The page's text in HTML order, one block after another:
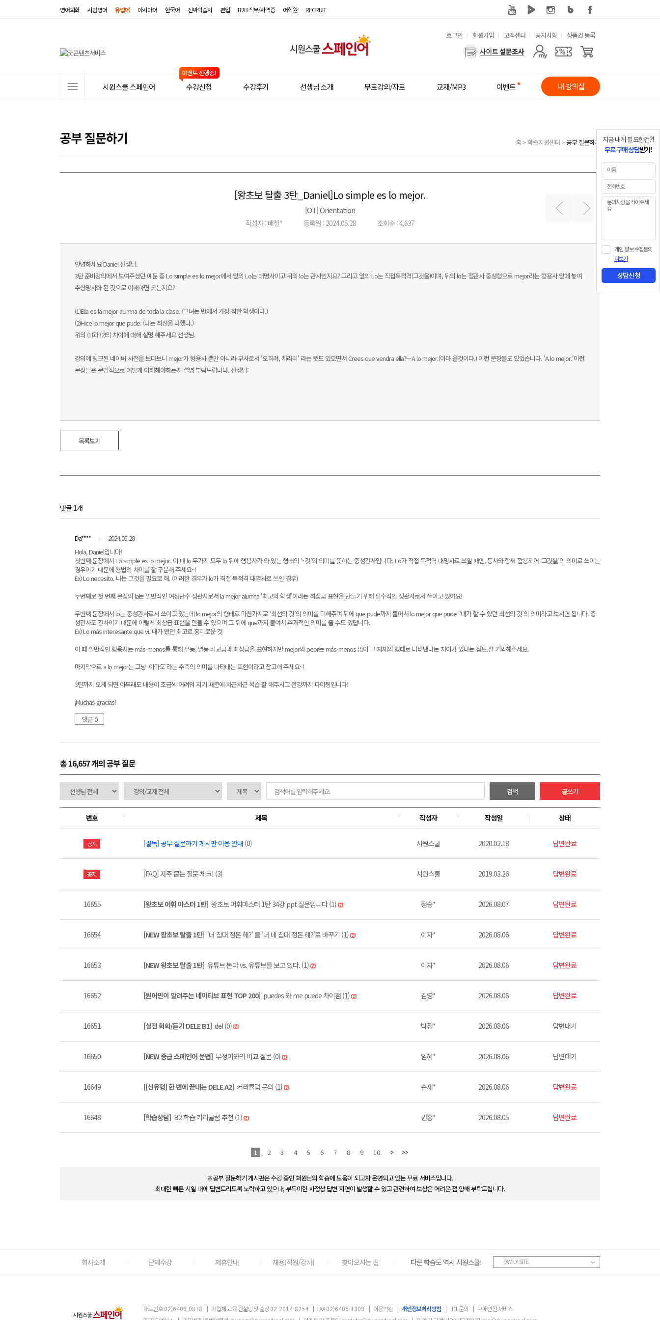
영어회화 시험영어 유럽어 아시아어 한국어 진짜학습지 편입 B2B·직무/자격증 어학원 RECRUIT
어
유
메
뉴
로그인 회원가입 고객센터 공지사항 상품권 등록
사
메
뉴
시원스쿨 스페인어 수강신청 수강후기 선생님 소개 무료강의/자료 교재/MP3 이벤트 내 강의실
공부 질문하기 홈 >학습지원센터 >공부 질문하기
[왕초보 탈출 3탄_Daniel]Lo simple es lo mejor.
[OT] Orientation
작성자 : 배철* 등록일 : 2024.05.28 조회수 : 4,637
이전글 다음글
안녕하세요 Daniel 선생님.
3탄 준비강의에서 보여주셨던 예문 중 Lo simple es lo mejor에서 앞의 Lo는 대명사이고 뒤의 lo는 관사인지요? 그리고 앞의 Lo는 직접목적격(그것을)이며, 뒤의 lo는 정관사 중성형으로 mejor라는 형용사 앞에 놓여
추상명사화 된 것으로 이해하면 되는지요?
(1)Ella es la mejor alumna de toda la clase. (그녀는 반에서 가장 착한 학생이다.)
(2)Hice lo mejor que pude. (나는 최선을 다했다.)
위의 (1)과 (2)의 차이에 대해 설명 해주세요 선생님.
강의에 링크된 네이버 사전을 보다보니 mejor가 형용사 뿐만 아니라 부사로서 '오히려, 차라리' 라는 뜻도 있으면서 Crees que vendra ella?ㅡA lo mejor.(아마 올것이다.) 이런 문장들도 있었습니다. 'A lo mejor.'이런
문장들은 문법적으로 어떻게 이해해야하는지 설명 부탁드립니다. 선생님:
목록보기
댓글 1개
Da****
2024.05.28
Hola, Daniel입니다!
첫번째 문장에서 Lo simple es lo mejor. 이 때 lo 두가지 모두 lo 뒤에 형용사가 와 있는 형태의 ‘~것’의 의미를 뜻하는 중성관사입니다. Lo가 직접 목적격 대명사로 쓰일 때엔, 동사와 함께 활용되어 ‘그것을’의 의미로 쓰이는
경우이기 때문에 용법의 차이를 잘 구분해 주세요~!
Ex) Lo necesito. 나는 그것을 필요로 해. (이러한 경우가 lo가 직접 목적격 대명사로 쓰인 경우)
두번째로 첫 번째 문장의 la는 일반적언 여성단수 정관사로서 la mejor alumna ‘최고의 학생’이라는 최상급 표현을 만들기 위해 필수적인 정관사로서 쓰이고 있어요!
두번째 문장에서 lo는 중성관사로서 쓰이고 있는데 lo mejor의 형태로 마찬가지로 ‘최선의 것’의 의미를 더해주며 뒤에 que pude까지 붙어서 lo mejor que pude “내가 할 수 있던 최선의 것’의 의미라고 보시면 됩니다. 중
성관사도 관사이기 때문에 이렇게 최상급 표현을 만들 수 있으며 그 뒤에 que까지 붙여서 추가적인 의미를 줄 수도 있답니다.
Ex) Lo más interesante que vi. 내가 봤던 최고로 흥미로운 것
이 때 일반적인 형용사는 más-menos를 통해 우등, 열등 비교급과 최상급을 표현하지만 mejor와 peor는 más-menos 없이 그 자체의 형태로 나타낸다는 차이가 있다는 점도 잘 기억해주세요.
마지막으로 a lo mejor는 그냥 ‘아마도’라는 추측의 의미를 나타내는 표현이라고 참고해 주세요~!
3탄까지 오게 되면 아무래도 내용이 조금씩 어려워 지기 때문에 차근차근 복습 잘 해주시고 완강까지 파이팅입니다!
¡Muchas gracias!
댓글 0
총 16,657 개의 공부 질문
검색 글쓰기
번호 제목 작성자 작성일 상태
공지 [필독] 공부 질문하기 게시판 이용 안내 (0) 시원스쿨 2020.02.18 답변완료
공지 [FAQ] 자주 묻는 질문 체크! (3) 시원스쿨 2019.03.26 답변완료
16655 [왕초보 어휘 마스터 1탄] 왕초보 어휘마스터 1탄 34강 ppt 질문입니다 (1) 정승* 2026.08.07 답변완료
16654 [NEW 왕초보 탈출 1탄] '너 침대 정돈 해?' 를 '너 네 침대 정돈 해?'로 바꾸기 (1) 이자* 2026.08.06 답변완료
16653 [NEW 왕초보 탈출 1탄] 유튜브 본다 vs. 유튜브를 보고 있다. (1) 이자* 2026.08.06 답변완료
16652 [원어민이 알려주는 네이티브 표현 TOP 200] puedes 와 me puede 차이점 (1) 김영* 2026.08.06 답변완료
16651 [실전 회화/듣기 DELE B1] del (0) 박정* 2026.08.06 답변대기
16650 [NEW 중급 스페인어 문법] 부정어와의 비교 질문 (0) 임혜* 2026.08.06 답변대기
16649 [[신유형] 한 번에 끝내는 DELE A2] 커리큘럼 문의 (1) 손재* 2026.08.06 답변완료
16648 [학습상담] B2 학습 커리큘럼 추천 (1) 권홍* 2026.08.05 답변완료
1 2 3 4 5 6 7 8 9 10
※공부 질문하기 게시판은 수강 중인 회원님의 학습에 도움이 되고자 운영되고 있는 무료 서비스입니다.
최대한 빠른 시일 내에 답변드리도록 노력하고 있으나, 부득이한 사정상 답변 지연이 발생할 수 있고 관련하여 보상은 어려운 점 양해 부탁드립니다.
회사소개 단체수강 제휴안내 채용(직원/강사) 찾아오시는 길 다른 학습도 역시 시원스쿨! FAMILY SITE
대표번호02)6409-0878 | 기업체 교육 컨설팅 및 출강02-2014-8254 | FAX02)6406-1309 | 이용약관 | 개인정보처리방침 | 1:1 문의 | 구매안전 서비스
지금 내게 필요한건?!
무료 구매 상담받기!
개인 정보 수집동의
더보기
상담신청